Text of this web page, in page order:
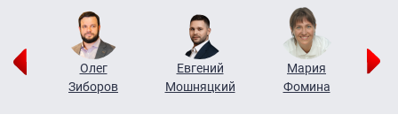
Олег
Зиборов
Евгений
Мошняцкий
Мария
Фомина